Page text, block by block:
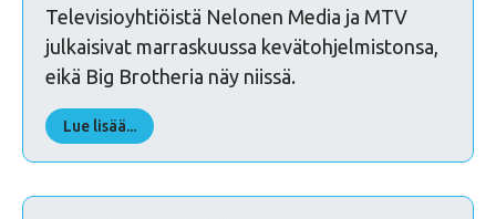
Televisioyhtiöistä Nelonen Media ja MTV
julkaisivat marraskuussa kevätohjelmistonsa,
eikä Big Brotheria näy niissä.
Lue lisää...